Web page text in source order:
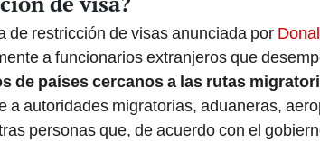
de restricción de visas anunciada por
a funcionarios extranjeros que
de países cercanos a las rutas
a autoridades migratorias, aduaneras,
personas que, de acuerdo con el